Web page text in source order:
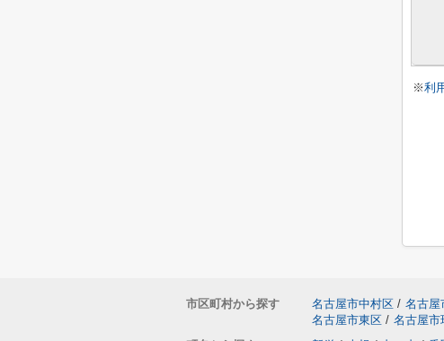
※利
市区町村から探す 名古屋市中村区 / 名古屋
名古屋市東区 / 名古屋市